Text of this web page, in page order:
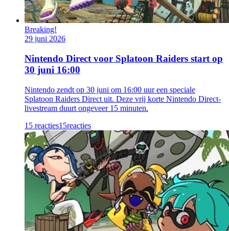
Breaking!
29 juni 2026
Nintendo Direct voor Splatoon Raiders start op
30 juni 16:00
Nintendo zendt op 30 juni om 16:00 uur een speciale
Splatoon Raiders Direct uit. Deze vrij korte Nintendo Direct-
livestream duurt ongeveer 15 minuten.
15 reacties15reacties